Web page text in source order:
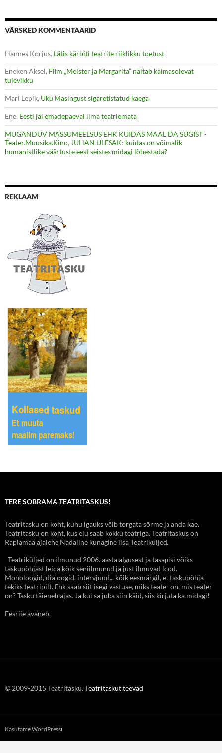
VÄRSKED KOMMENTAARID
Hannes Korjus, Lätis kärbiti teatrite riiklikku toetust
Eneken Aksel, Film „Meister ja Margarita” näitab käimasolevat
tulevikku
Mari Lepik, Uku Masingust sigaretistatud käega
Ene, Eesti jäi emadepäeval ilma teatriemata
MUGANDUV MÄSSUMEELSUS EHK KUIDAS MAALIDA SÜGIST -
Teater.Muusika.Kino,JUHAN ULFSAK: kuidas on võimalik
humanistlike väärtuste eest seistes midagi lõhestada?
REKLAAM
TERE SOBRAMA TEATRITASKUS!
Teatritasku on koht, kuhu igaüks võib torgata sõrme ja anda käe.
Teatritasku on koht, kus elu saab kokku teatriga. Teatritaskus on
Raplamaa ajalehe Nädaline kunagine lisa Teatriküljed.
Teatriküljed on ilmunud 2006. aasta algusest ja tasapisi võiks
taskupõhjast leida kõik seniilmunud ja just ilmuvad lood.
Monoloogid, dialoogid, intervjuud... kõik eesmärgil, et taskupõhja
tekiks teatripilt. Ehk saab siit isegi vastuse, miks teater on, mis teater
on? Tasku täieneb ajas. Ja kui sa juba siin käid, siis kirjuta ka midagi!
Eesriie avaneb.
© 2009-2015 Teatritasku.Teatritaskut teevad
Kasutame WordPressi